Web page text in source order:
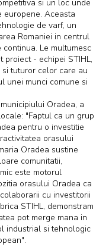
si un loc unde
europene. Aceasta
de varf, un
Romaniei in centrul
Le multumesc
- echipei STIHL,
tuturor celor care au
unei munci comune si
Oradea, a
"Faptul ca un grup
pentru o investitie
orasului
Oradea sustine
comunitatii,
este motorul
orasului Oradea ca
cu investitorii
STIHL, demonstram
pot merge mana in
industrial si tehnologic